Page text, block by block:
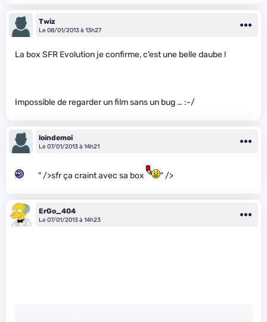
Twiz
Le 08/01/2013 à 13h27
La box SFR Evolution je confirme, c’est une belle daube !
Impossible de regarder un film sans un bug … :-/
loindemoi
Le 07/01/2013 à 14h21
" />sfr ça craint avec sa box " />
ErGo_404
Le 07/01/2013 à 14h23